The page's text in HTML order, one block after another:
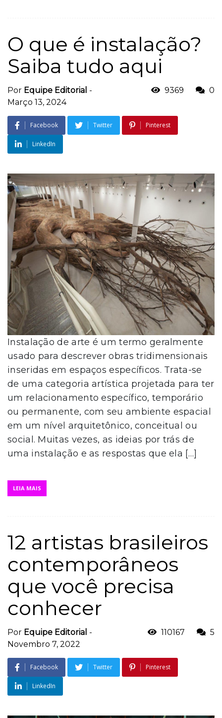
O que é instalação?
Saiba tudo aqui
Por Equipe Editorial -
Março 13, 2024
9369 0
Facebook Twitter Pinterest
LinkedIn
Instalação de arte é um termo geralmente
usado para descrever obras tridimensionais
inseridas em espaços específicos. Trata-se
de uma categoria artística projetada para ter
um relacionamento específico, temporário
ou permanente, com seu ambiente espacial
em um nível arquitetônico, conceitual ou
social. Muitas vezes, as ideias por trás de
uma instalação e as respostas que ela […]
LEIA MAIS
12 artistas brasileiros
contemporâneos
que você precisa
conhecer
Por Equipe Editorial -
Novembro 7, 2022
110167 5
Facebook Twitter Pinterest
LinkedIn